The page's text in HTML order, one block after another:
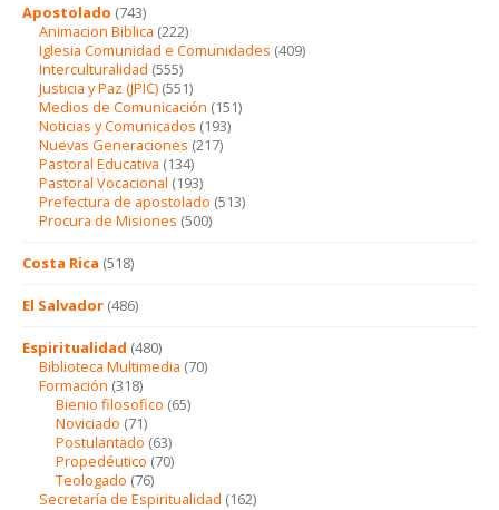
Apostolado (743)
Animacion Biblica (222)
Iglesia Comunidad e Comunidades (409)
Interculturalidad (555)
Justicia y Paz (JPIC) (551)
Medios de Comunicación (151)
Noticias y Comunicados (193)
Nuevas Generaciones (217)
Pastoral Educativa (134)
Pastoral Vocacional (193)
Prefectura de apostolado (513)
Procura de Misiones (500)
Costa Rica (518)
El Salvador (486)
Espiritualidad (480)
Biblioteca Multimedia (70)
Formación (318)
Bienio filosofico (65)
Noviciado (71)
Postulantado (63)
Propedéutico (70)
Teologado (76)
Secretaría de Espiritualidad (162)